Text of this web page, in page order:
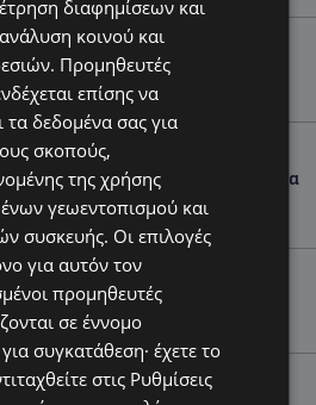
Νεκρός 40χρονος – Επτά
τραυματισμένος
για την πρόσβαση στην παραλία
λύσεις για ηλικιωμένους
(Φώτο)
κρασιά στην κορυφαία
από τη Lidl Κύπρου
διαφημίσεων και
κοινού και
Προμηθευτές
επίσης να
τα δεδομένα σας για
σκοπούς,
της χρήσης
γεωεντοπισμού και
συσκευής. Οι επιλογές
για αυτόν τον
προμηθευτές
σε έννομο
συγκατάθεση· έχετε το
στις Ρυθμίσεις